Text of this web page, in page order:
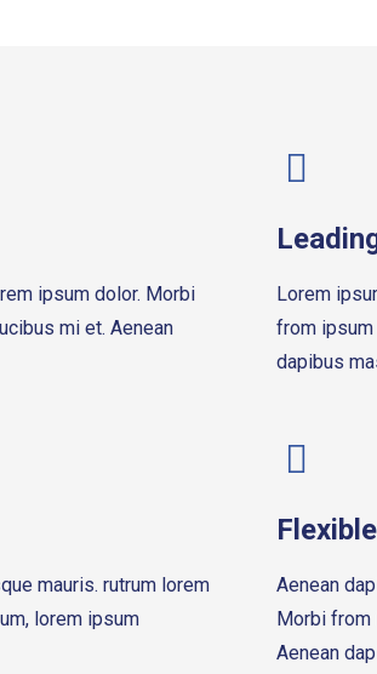
ipsum dolor. Morbi
mi et. Aenean
Lorem
from ipsum
dapibus
mauris. rutrum lorem
lorem ipsum
Aenean
Morbi from
Aenean